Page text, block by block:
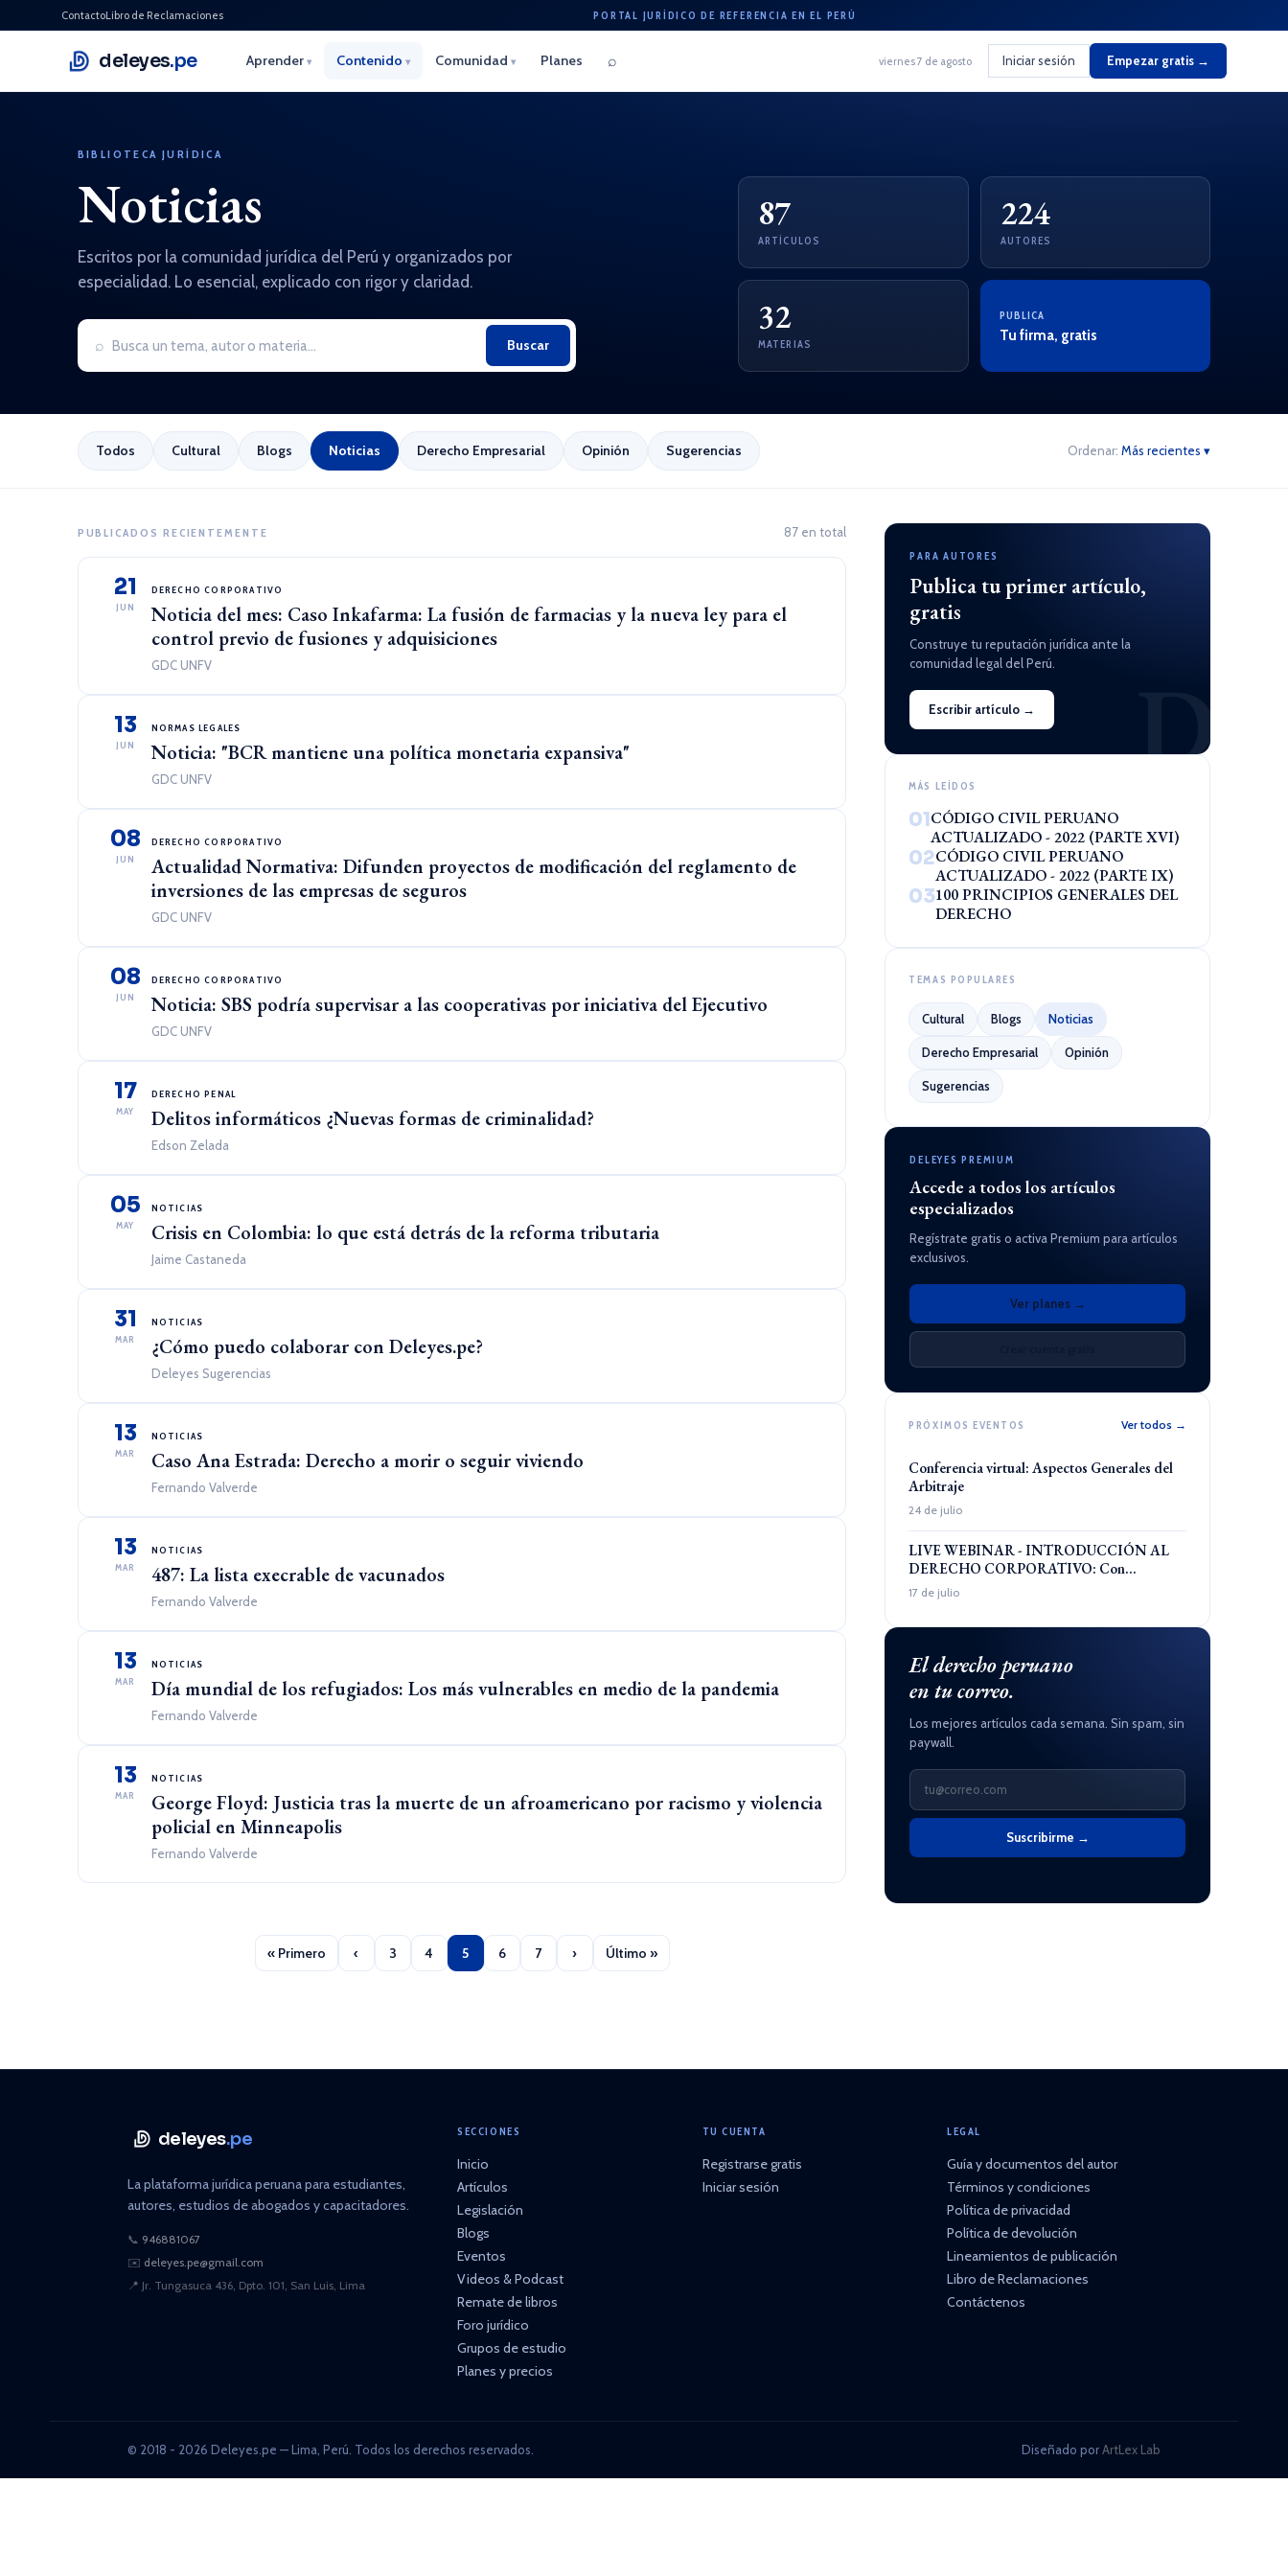
ContactoLibro de Reclamaciones PORTAL JURÍDICO DE REFERENCIA EN EL PERÚ
deleyes.pe Aprender ▾ Contenido ▾ Comunidad ▾ Planes ⌕ viernes 7 de agosto Iniciar sesión Empezar gratis →
BIBLIOTECA JURÍDICA
Noticias
Escritos por la comunidad jurídica del Perú y organizados por
especialidad. Lo esencial, explicado con rigor y claridad.
⌕ Buscar
87
ARTÍCULOS
224
AUTORES
32
MATERIAS
PUBLICA
Tu firma, gratis
Todos Cultural Blogs Noticias Derecho Empresarial Opinión Sugerencias Ordenar:Más recientes ▾
PUBLICADOS RECIENTEMENTE 87 en total
21
JUN
DERECHO CORPORATIVO
Noticia del mes: Caso Inkafarma: La fusión de farmacias y la nueva ley para el
control previo de fusiones y adquisiciones
GDC UNFV
13
JUN
NORMAS LEGALES
Noticia: "BCR mantiene una política monetaria expansiva"
GDC UNFV
08
JUN
DERECHO CORPORATIVO
Actualidad Normativa: Difunden proyectos de modificación del reglamento de
inversiones de las empresas de seguros
GDC UNFV
08
JUN
DERECHO CORPORATIVO
Noticia: SBS podría supervisar a las cooperativas por iniciativa del Ejecutivo
GDC UNFV
17
MAY
DERECHO PENAL
Delitos informáticos ¿Nuevas formas de criminalidad?
Edson Zelada
05
MAY
NOTICIAS
Crisis en Colombia: lo que está detrás de la reforma tributaria
Jaime Castaneda
31
MAR
NOTICIAS
¿Cómo puedo colaborar con Deleyes.pe?
Deleyes Sugerencias
13
MAR
NOTICIAS
Caso Ana Estrada: Derecho a morir o seguir viviendo
Fernando Valverde
13
MAR
NOTICIAS
487: La lista execrable de vacunados
Fernando Valverde
13
MAR
NOTICIAS
Día mundial de los refugiados: Los más vulnerables en medio de la pandemia
Fernando Valverde
13
MAR
NOTICIAS
George Floyd: Justicia tras la muerte de un afroamericano por racismo y violencia
policial en Minneapolis
Fernando Valverde
« Primero ‹ 3 4 5 6 7 › Último »
D
PARA AUTORES
Publica tu primer artículo,
gratis
Construye tu reputación jurídica ante la
comunidad legal del Perú.
Escribir artículo →
MÁS LEÍDOS
01CÓDIGO CIVIL PERUANO
ACTUALIZADO - 2022 (PARTE XVI)
02CÓDIGO CIVIL PERUANO
ACTUALIZADO - 2022 (PARTE IX)
03100 PRINCIPIOS GENERALES DEL
DERECHO
TEMAS POPULARES
Cultural Blogs Noticias
Derecho Empresarial Opinión
Sugerencias
DELEYES PREMIUM
Accede a todos los artículos
especializados
Regístrate gratis o activa Premium para artículos
exclusivos.
Ver planes →
PRÓXIMOS EVENTOS Ver todos →
Conferencia virtual: Aspectos Generales del
Arbitraje
24 de julio
LIVE WEBINAR - INTRODUCCIÓN AL
DERECHO CORPORATIVO: Con...
17 de julio
El derecho peruano
en tu correo.
Los mejores artículos cada semana. Sin spam, sin
paywall.
Suscribirme →
deleyes.pe
La plataforma jurídica peruana para estudiantes,
autores, estudios de abogados y capacitadores.
📞 946881067
✉️ deleyes.pe@gmail.com
📍 Jr. Tungasuca 436, Dpto. 101, San Luis, Lima
SECCIONES
Inicio
Artículos
Legislación
Blogs
Eventos
Videos & Podcast
Remate de libros
Foro jurídico
Grupos de estudio
Planes y precios
TU CUENTA
Registrarse gratis
Iniciar sesión
LEGAL
Guía y documentos del autor
Términos y condiciones
Política de privacidad
Política de devolución
Lineamientos de publicación
Libro de Reclamaciones
Contáctenos
© 2018 - 2026 Deleyes.pe — Lima, Perú. Todos los derechos reservados. Diseñado porArtLex Lab